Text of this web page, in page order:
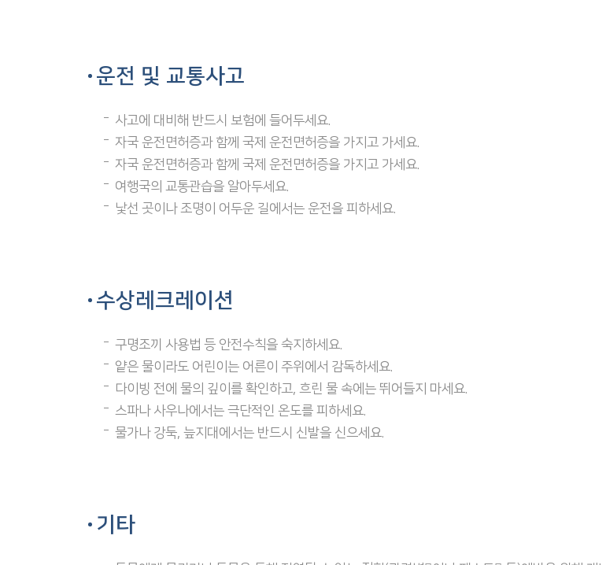
운전 및 교통사고
사고에 대비해 반드시 보험에 들어두세요.
자국 운전면허증과 함께 국제 운전면허증을 가지고 가세요.
자국 운전면허증과 함께 국제 운전면허증을 가지고 가세요.
여행국의 교통관습을 알아두세요.
낯선 곳이나 조명이 어두운 길에서는 운전을 피하세요.
수상레크레이션
구명조끼 사용법 등 안전수칙을 숙지하세요.
얕은 물이라도 어린이는 어른이 주위에서 감독하세요.
다이빙 전에 물의 깊이를 확인하고, 흐린 물 속에는 뛰어들지 마세요.
스파나 사우나에서는 극단적인 온도를 피하세요.
물가나 강둑, 늪지대에서는 반드시 신발을 신으세요.
기타